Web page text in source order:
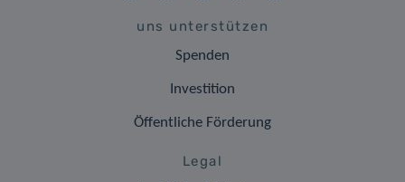
uns unterstützen
Spenden
Investition
Öffentliche Förderung
Legal